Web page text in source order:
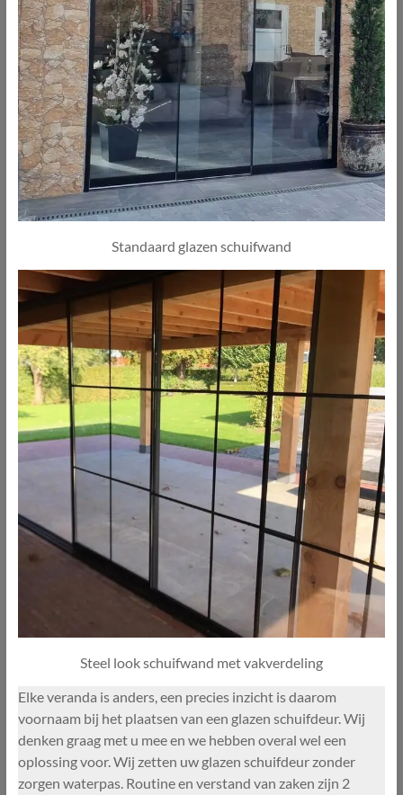
Standaard glazen schuifwand
Steel look schuifwand met vakverdeling
Elke veranda is anders, een precies inzicht is daarom
voornaam bij het plaatsen van een glazen schuifdeur. Wij
denken graag met u mee en we hebben overal wel een
oplossing voor. Wij zetten uw glazen schuifdeur zonder
zorgen waterpas. Routine en verstand van zaken zijn 2